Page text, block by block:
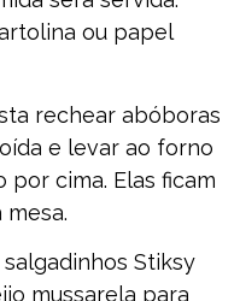
ou papel
rechear abóboras
e levar ao forno
por cima. Elas ficam
salgadinhos Stiksy
mussarela para